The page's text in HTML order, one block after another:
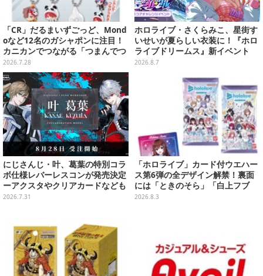
「CR」だるまいずごっど、Mond
oなど12名のガシャポンに注目！
カニカンでつながる「つまんでつ
なげてますこっと」が8月第5週よ
り発売
2026.7.28
ホロライブ・さくらみこ、星街す
いせいが夏らしい衣装に！『ホロ
ライブドリームス』新イベント
「シンクロする夏のスパークル」
2026.8.7
にじさんじ・叶、葛葉の特別コラ
ボ仕様レバーレスコンが発売決定
ーアクスタやクリアカードなども
2026.7.31
「ホロライブ」カード付ウエハー
ス第6弾の全デザイン解禁！裏面
には「ときのそら」「白上フブ
キ」ら30名の手書きメッセージ入
2026.8.3